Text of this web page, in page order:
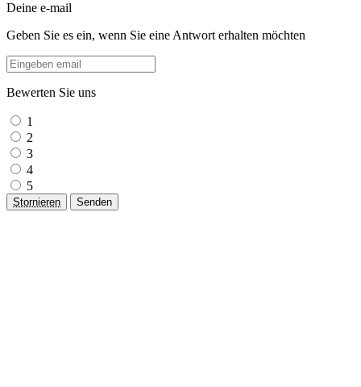
Deine e-mail
Geben Sie es ein, wenn Sie eine Antwort erhalten möchten
Bewerten Sie uns
1
2
3
4
5
Stornieren Senden